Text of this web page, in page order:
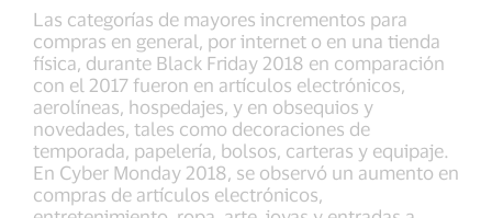
Las categorías de mayores incrementos para
compras en general, por internet o en una tienda
física, durante Black Friday 2018 en comparación
con el 2017 fueron en artículos electrónicos,
aerolíneas, hospedajes, y en obsequios y
novedades, tales como decoraciones de
temporada, papelería, bolsos, carteras y equipaje.
En Cyber Monday 2018, se observó un aumento en
compras de artículos electrónicos,